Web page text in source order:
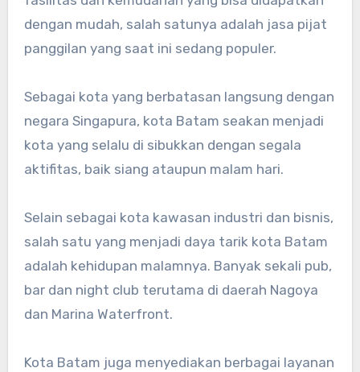
dengan mudah, salah satunya adalah jasa pijat
panggilan yang saat ini sedang populer.
Sebagai kota yang berbatasan langsung dengan
negara Singapura, kota Batam seakan menjadi
kota yang selalu di sibukkan dengan segala
aktifitas, baik siang ataupun malam hari.
Selain sebagai kota kawasan industri dan bisnis,
salah satu yang menjadi daya tarik kota Batam
adalah kehidupan malamnya. Banyak sekali pub,
bar dan night club terutama di daerah Nagoya
dan Marina Waterfront.
Kota Batam juga menyediakan berbagai layanan